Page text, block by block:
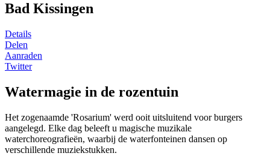
Bad Kissingen
Details
Delen
Aanraden
Twitter
Watermagie in de rozentuin
Het zogenaamde 'Rosarium' werd ooit uitsluitend voor burgers
aangelegd. Elke dag beleeft u magische muzikale
waterchoreografieën, waarbij de waterfonteinen dansen op
verschillende muziekstukken.